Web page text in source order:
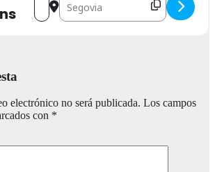
electrónico no será publicada. Los campos
con *